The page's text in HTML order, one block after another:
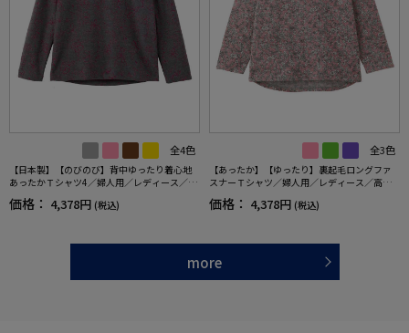
全4色
【日本製】【のびのび】背中ゆったり着心地
あったかＴシャツ4／婦人用／レディース／高
齢者／シニア／あったか／秋冬／後ろ長め／
名前記入欄付／ギフト／プレゼント【CF】
価格： 4,378円 (税込)
全3色
【あったか】【ゆったり】裏起毛ロングファ
スナーＴシャツ／婦人用／レディース／高齢
者／シニア／後ろ長め／名前が書ける／名前
記入欄付／洗濯機OK／前ポケット／おしゃれ
価格： 4,378円 (税込)
more